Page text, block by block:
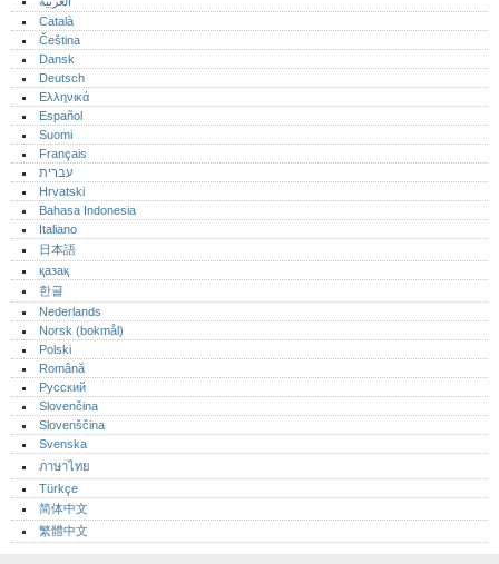
Català
Čeština
Dansk
Deutsch
Ελληνικά
Español
Suomi
Français
עברית
Hrvatski
Bahasa Indonesia
Italiano
日本語
қазақ
한글
Nederlands
Norsk (bokmål)‎
Polski
Română
Русский
Slovenčina
Slovenščina
Svenska
ภาษาไทย
Türkçe
简体中文
繁體中文